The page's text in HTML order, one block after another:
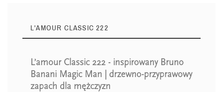
L'AMOUR CLASSIC 222
L’amour Classic 222 - inspirowany Bruno
Banani Magic Man | drzewno-przyprawowy
zapach dla mężczyzn